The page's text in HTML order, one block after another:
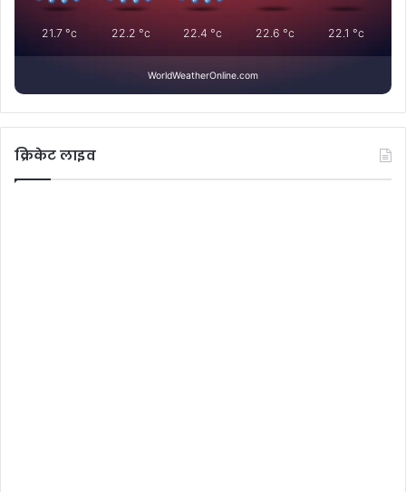
21.7 °c 22.2 °c 22.4 °c 22.6 °c 22.1 °c
WorldWeatherOnline.com
क्रिकेट लाइव